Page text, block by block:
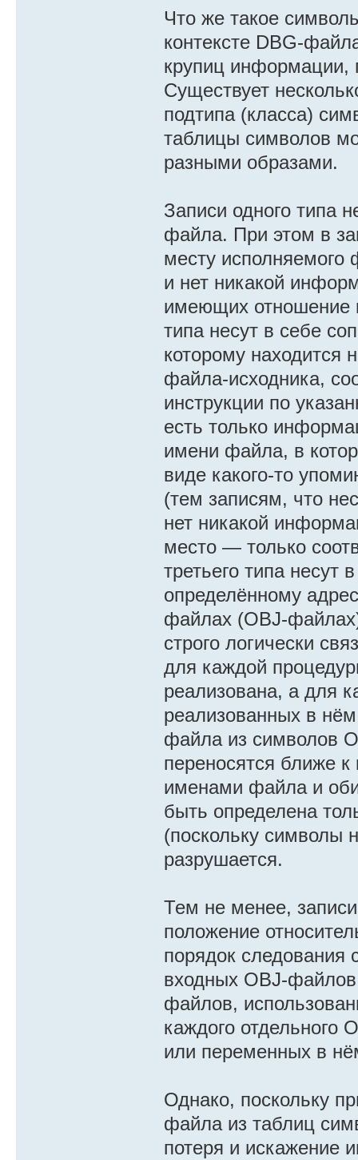
Что же такое
контексте DBG-
крупиц информации,
Существует
подтипа (класса)
таблицы символов
разными образами.
Записи одного типа
файла. При этом в
месту исполняемого
и нет никакой
имеющих отношение
типа несут в себе
которому находится
файла-исходника,
инструкции по
есть только
имени файла, в
виде какого-то
(тем записям, что
нет никакой
место — только
третьего типа
определённому
файлах (OBJ-файлах)
строго логически
для каждой
реализована, а для
реализованных в
файла из символов
переносятся ближе
именами файла и
быть определена
(поскольку символы
разрушается.
Тем не менее,
положение
порядок следования
входных OBJ-
файлов,
каждого отдельного
или переменных в
Однако, поскольку
файла из таблиц
потеря и искажение